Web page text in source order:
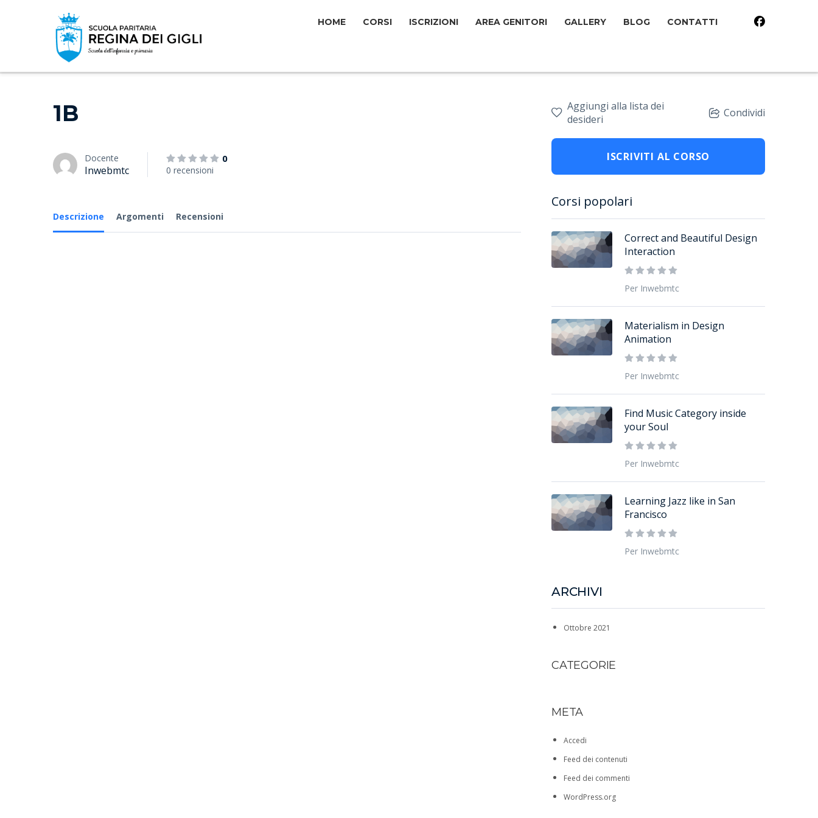
HOME СORSI ISCRIZIONI AREA GENITORI GALLERY BLOG CONTATTI
1B
Docente
Inwebmtc
0
0 recensioni
Descrizione Argomenti Recensioni
Aggiungi alla lista dei
desideri
Condividi
ISCRIVITI AL CORSO
Corsi popolari
Correct and Beautiful Design
Interaction
Per Inwebmtc
Materialism in Design
Animation
Per Inwebmtc
Find Music Category inside
your Soul
Per Inwebmtc
Learning Jazz like in San
Francisco
Per Inwebmtc
ARCHIVI
Ottobre 2021
CATEGORIE
META
Accedi
Feed dei contenuti
Feed dei commenti
WordPress.org